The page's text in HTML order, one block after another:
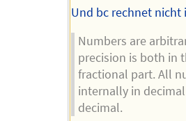
Und bc rechnet nicht
Numbers are
precision is both in
fractional part. All
internally in
decimal.